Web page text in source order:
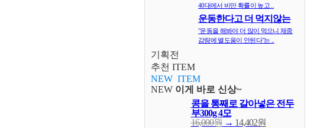
40대에서 비만 확률이 높고 ..
운동한다고 더 먹지않는
다? 오히려 식..
"운동을 해봐야 더 많이 먹으니 체중
감량에 별도움이 안된다"는 ..
기획전
추천 ITEM
NEW ITEM
NEW 이게 바로 신상~
콩을 통째로 갈아넣은 전두
부300g 4모
16,000원→ 14,402원